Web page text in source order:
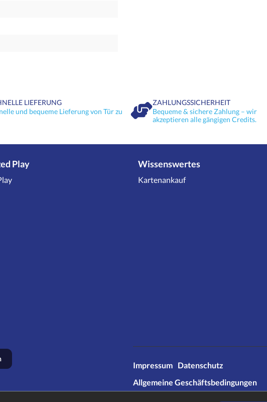
LIEFERUNG
und bequeme Lieferung von Tür zu
ZAHLUNGSSICHERHEIT
Bequeme & sichere Zahlung – wir
akzeptieren alle gängigen Credits.
Play Wissenswertes
Kartenankauf
Impressum Datenschutz
Allgemeine Geschäftsbedingungen